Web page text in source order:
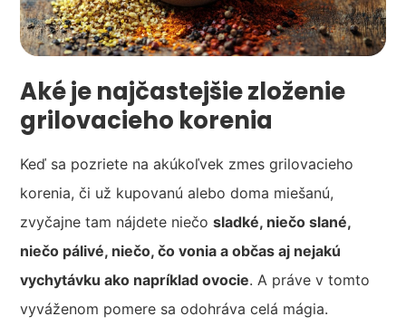
Aké je najčastejšie zloženie
grilovacieho korenia
Keď sa pozriete na akúkoľvek zmes grilovacieho
korenia, či už kupovanú alebo doma miešanú,
zvyčajne tam nájdete niečosladké, niečo slané,
niečo pálivé, niečo, čo vonia a občas aj nejakú
vychytávku ako napríklad ovocie. A práve v tomto
vyváženom pomere sa odohráva celá mágia.